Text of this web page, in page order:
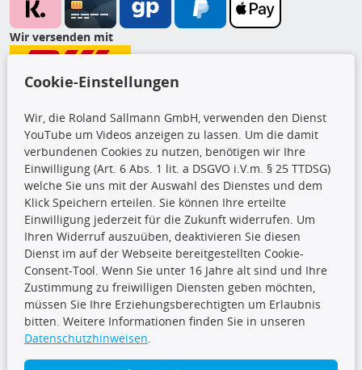
Wir versenden mit
CARAT Gruppe
Folge uns
TecDoc Inside
Cookie-Einstellungen
Wir, die Roland Sallmann GmbH, verwenden den Dienst
YouTube um Videos anzeigen zu lassen. Um die damit
verbundenen Cookies zu nutzen, benötigen wir Ihre
Einwilligung (Art. 6 Abs. 1 lit. a DSGVO i.V.m. § 25 TTDSG)
welche Sie uns mit der Auswahl des Dienstes und dem
Klick Speichern erteilen. Sie können Ihre erteilte
Einwilligung jederzeit für die Zukunft widerrufen. Um
Ihren Widerruf auszuüben, deaktivieren Sie diesen
Dienst im auf der Webseite bereitgestellten Cookie-
Consent-Tool. Wenn Sie unter 16 Jahre alt sind und Ihre
Zustimmung zu freiwilligen Diensten geben möchten,
müssen Sie Ihre Erziehungsberechtigten um Erlaubnis
bitten. Weitere Informationen finden Sie in unseren
Datenschutzhinweisen